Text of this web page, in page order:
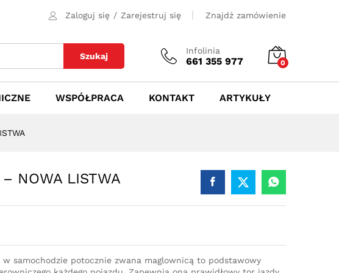
Zaloguj się / Zarejestruj się Znajdź zamówienie
Szukaj
Infolinia
661 355 977 0
WSPÓŁPRACA KONTAKT ARTYKUŁY
NOWA LISTWA
w samochodzie potocznie zwana maglownicą to podstawowy
LISTWA
700zł Dodaj do koszyka